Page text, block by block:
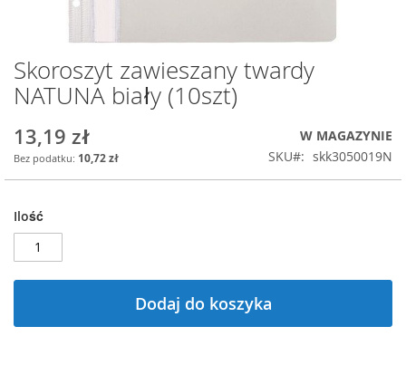
Przejdź
na
początek
Skoroszyt zawieszany twardy
NATUNA biały (10szt)
13,19 zł
10,72 zł
W MAGAZYNIE
SKU
skk3050019N
Ilość
Dodaj do koszyka